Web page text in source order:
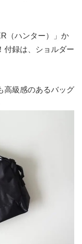
（ハンター）」か
付録は、ショルダー
高級感のあるバッグ